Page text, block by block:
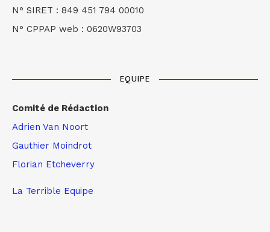
N° SIRET : 849 451 794 00010
N° CPPAP web : 0620W93703
EQUIPE
Comité de Rédaction
Adrien Van Noort
Gauthier Moindrot
Florian Etcheverry
La Terrible Equipe